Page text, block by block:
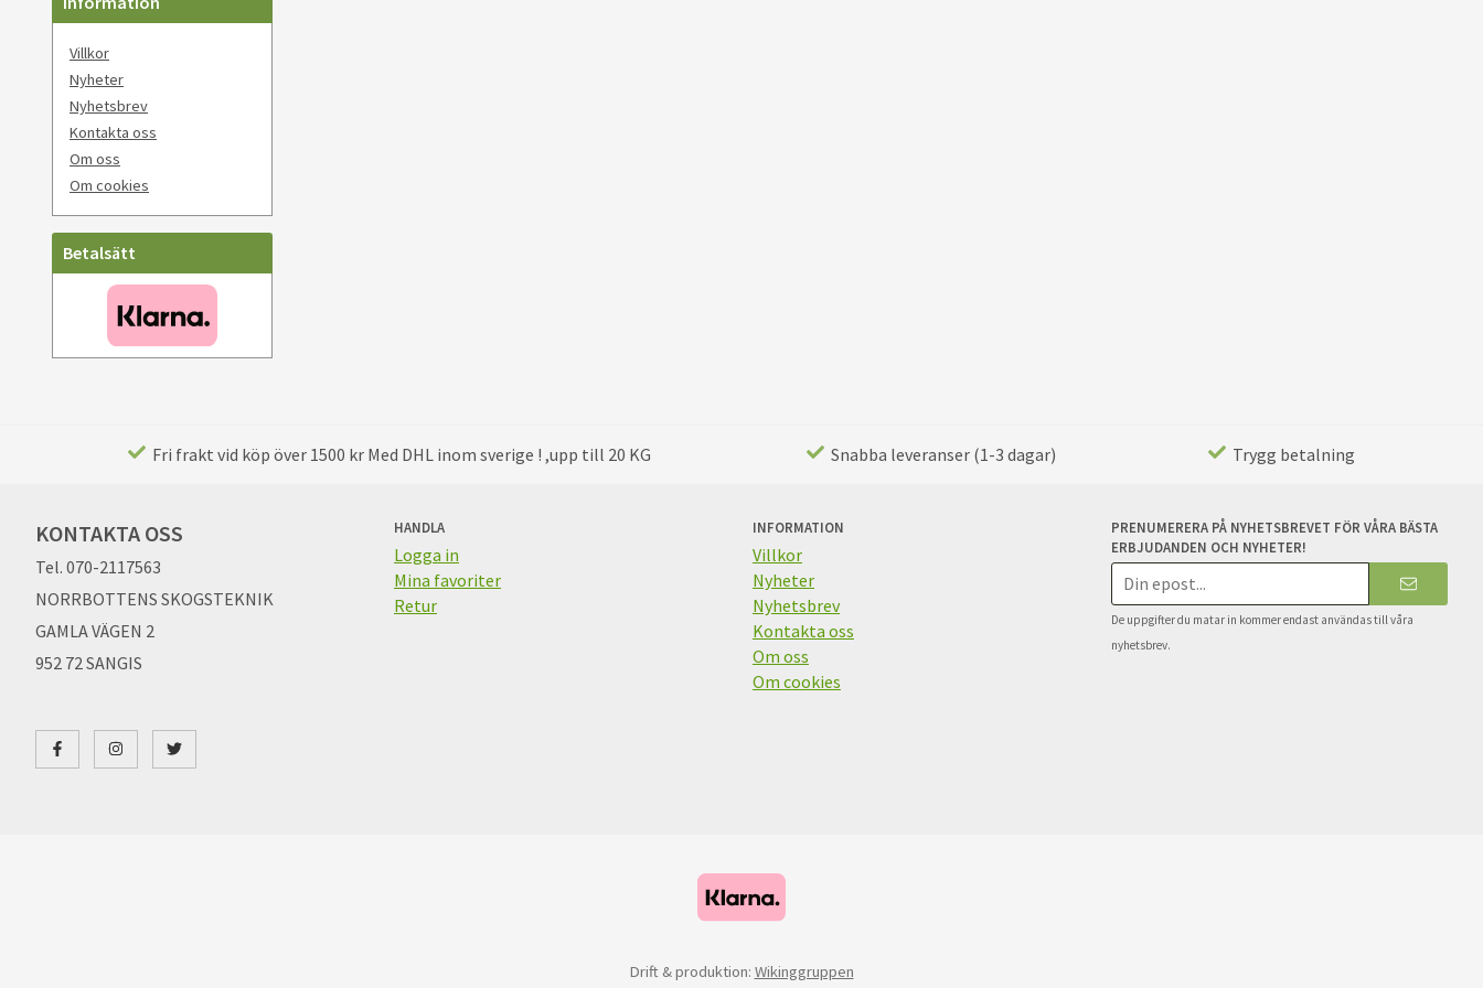
Villkor
Nyheter
Nyhetsbrev
Kontakta oss
Om oss
Om cookies
Betalsätt
Fri frakt vid köp över 1500 kr Med DHL inom sverige ! ,upp till 20 KG Snabba leveranser (1-3 dagar) Trygg betalning
KONTAKTA OSS
Tel. 070-2117563
NORRBOTTENS SKOGSTEKNIK
GAMLA VÄGEN 2
952 72 SANGIS
HANDLA
Logga in
Mina favoriter
Retur
INFORMATION
Villkor
Nyheter
Nyhetsbrev
Kontakta oss
Om oss
Om cookies
PRENUMERERA PÅ NYHETSBREVET FÖR VÅRA BÄSTA
ERBJUDANDEN OCH NYHETER!
E-
postadress
De uppgifter du matar in kommer endast användas till våra
nyhetsbrev.
Drift & produktion: Wikinggruppen